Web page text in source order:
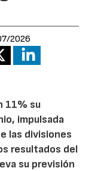
2026
11% su
impulsada
las divisiones
resultados del
su previsión